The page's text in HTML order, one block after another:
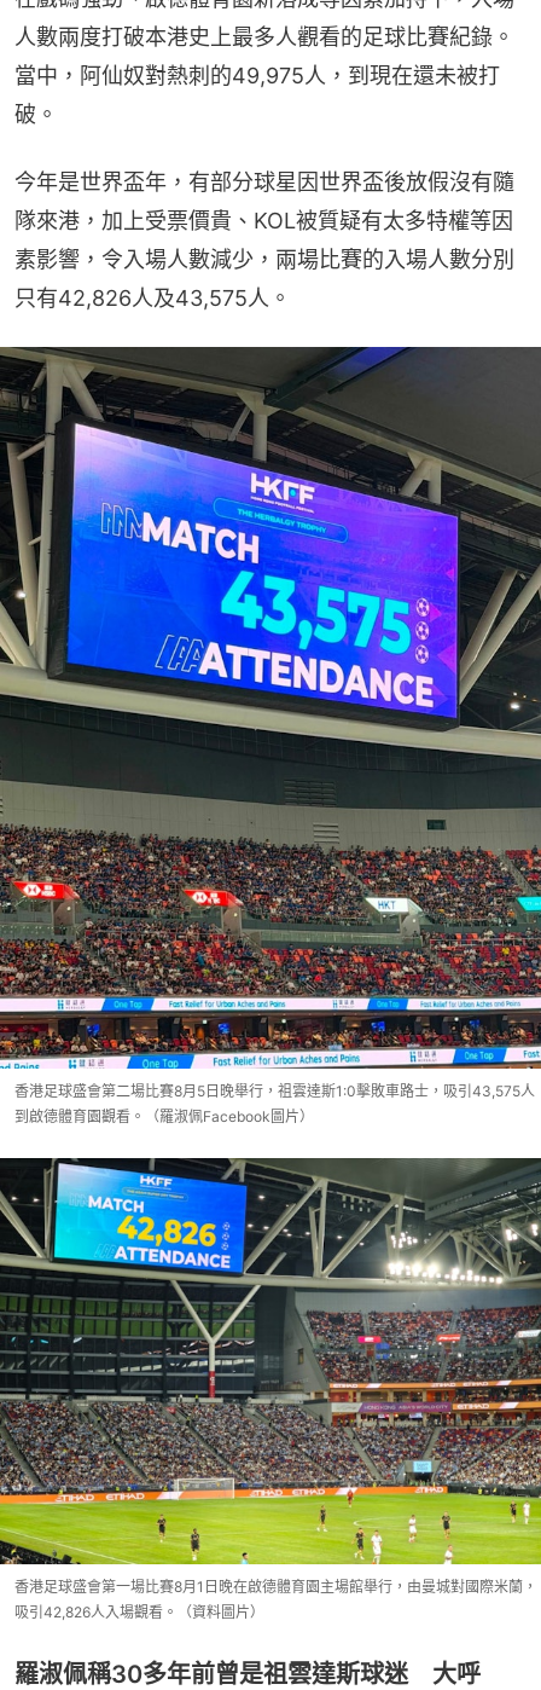
人數兩度打破本港史上最多人觀看的足球比賽紀錄。
當中，阿仙奴對熱刺的49,975人，到現在還未被打
破。
今年是世界盃年，有部分球星因世界盃後放假沒有隨
隊來港，加上受票價貴、KOL被質疑有太多特權等因
素影響，令入場人數減少，兩場比賽的入場人數分別
只有42,826人及43,575人。
香港足球盛會第二場比賽8月5日晚舉行，祖雲達斯1:0擊敗車路士，吸引43,575人
到啟德體育園觀看。（羅淑佩Facebook圖片）
香港足球盛會第一場比賽8月1日晚在啟德體育園主場館舉行，由曼城對國際米蘭，
吸引42,826人入場觀看。（資料圖片）
羅淑佩稱30多年前曾是祖雲達斯球迷 大呼